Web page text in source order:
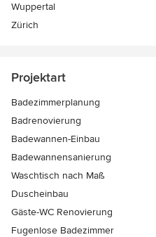
Wuppertal
Zürich
Projektart
Badezimmerplanung
Badrenovierung
Badewannen-Einbau
Badewannensanierung
Waschtisch nach Maß
Duscheinbau
Gäste-WC Renovierung
Fugenlose Badezimmer